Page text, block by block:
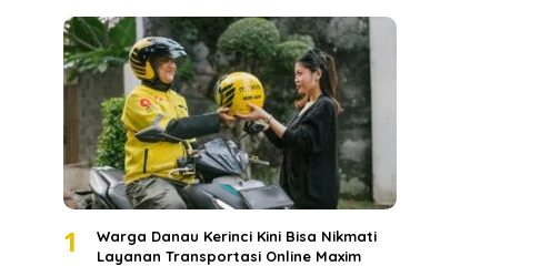
1
Warga Danau Kerinci Kini Bisa Nikmati
Layanan Transportasi Online Maxim